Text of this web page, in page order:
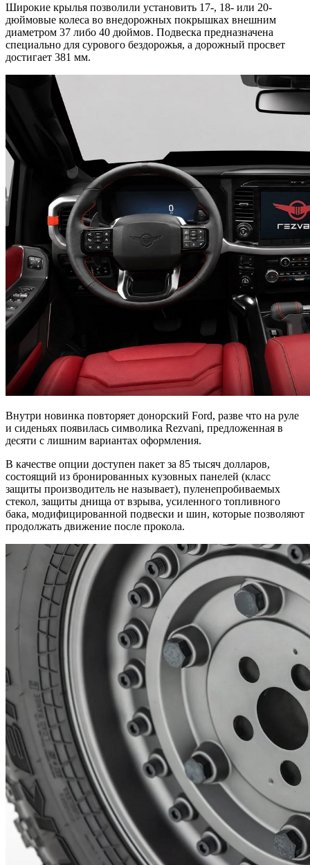
Широкие крылья позволили установить 17-, 18- или 20-
дюймовые колеса во внедорожных покрышках внешним
диаметром 37 либо 40 дюймов. Подвеска предназначена
специально для сурового бездорожья, а дорожный просвет
достигает 381 мм.
Внутри новинка повторяет донорский Ford, разве что на руле
и сиденьях появилась символика Rezvani, предложенная в
десяти с лишним вариантах оформления.
В качестве опции доступен пакет за 85 тысяч долларов,
состоящий из бронированных кузовных панелей (класс
защиты производитель не называет), пуленепробиваемых
стекол, защиты днища от взрыва, усиленного топливного
бака, модифицированной подвески и шин, которые позволяют
продолжать движение после прокола.